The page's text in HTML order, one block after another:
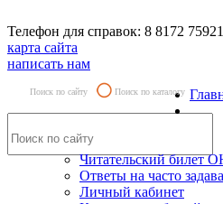
Телефон для справок: 8 8172
карта сайта
написать нам
Поиск по сайту Поиск по каталогу
Читательский билет
Ответы на часто
Личный кабинет